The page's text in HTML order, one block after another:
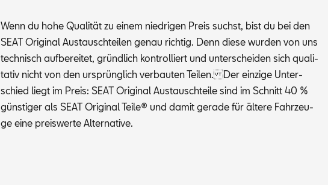
Wenn du hohe Qua­li­tät zu ei­nem nied­ri­gen Preis suchst, bist du bei den
SEAT Ori­gi­nal Aus­tausch­tei­len ge­nau rich­tig. Denn die­se wur­den von uns
tech­nisch auf­be­rei­tet, gründ­lich kon­trol­liert und un­ter­schei­den sich qua­li­
ta­tiv nicht von den ur­sprüng­lich ver­bau­ten Tei­len. Der ein­zi­ge Un­ter­
schied liegt im Preis: SEAT Ori­gi­nal Aus­tausch­tei­le sind im Schnitt 40 %
güns­ti­ger als SEAT Ori­gi­nal Tei­le® und da­mit ge­ra­de für äl­te­re Fahr­zeu­
ge eine preis­wer­te Al­ter­na­ti­ve.